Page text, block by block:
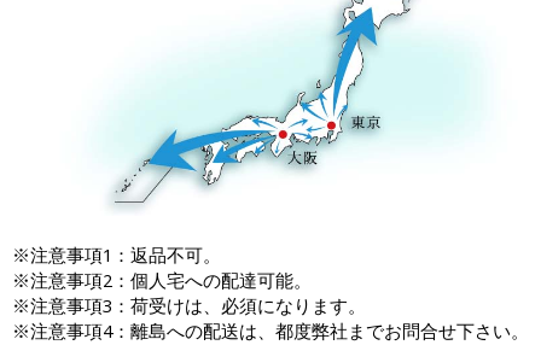
※注意事項1：返品不可。
※注意事項2：個人宅への配達可能。
※注意事項3：荷受けは、必須になります。
※注意事項4：離島への配送は、都度弊社までお問合せ下さい。